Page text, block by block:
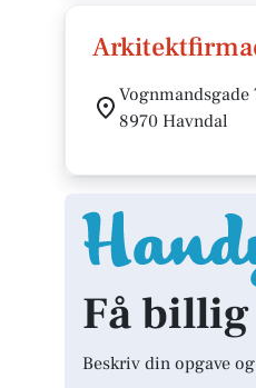
Vognmandsgade
8970 Havndal
Få
Beskriv din opgave